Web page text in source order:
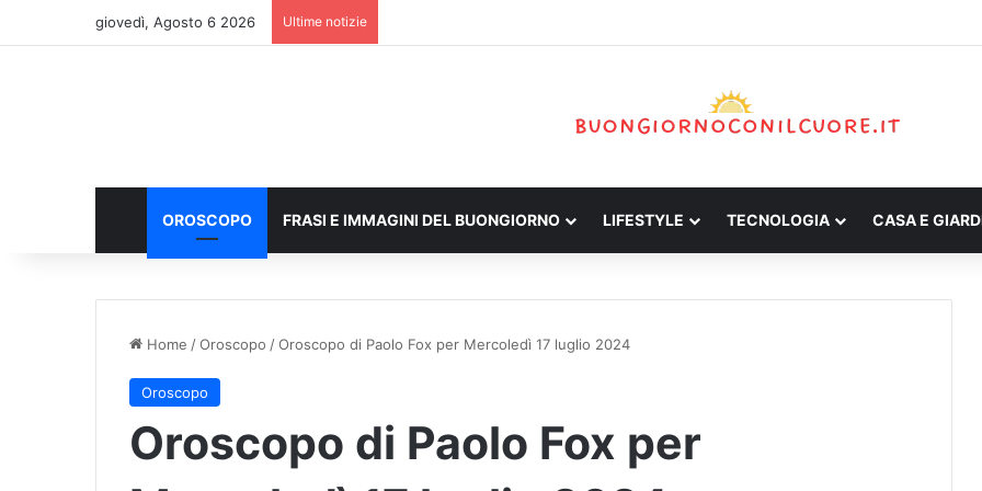
giovedì, Agosto 6 2026 Ultime notizie
OROSCOPO FRASI E IMMAGINI DEL BUONGIORNO LIFESTYLE TECNOLOGIA CASA E
Home /Oroscopo /Oroscopo di Paolo Fox per Mercoledì 17 luglio 2024
Oroscopo
Oroscopo di Paolo Fox per